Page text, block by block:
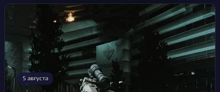
5 августа